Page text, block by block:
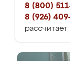
8 (800)
8 (926)
рассчитает